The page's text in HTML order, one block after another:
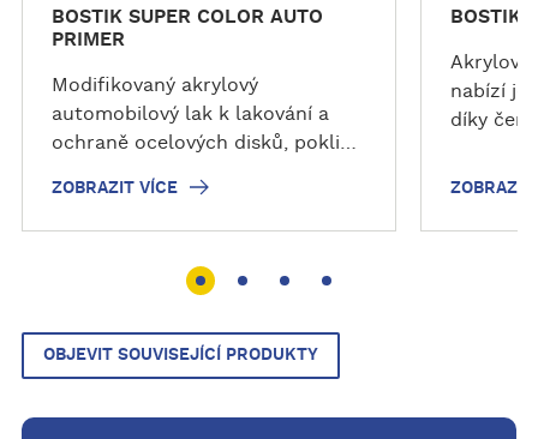
BOSTIK SUPER COLOR AUTO
PRIMER
Modifikovaný akrylový
automobilový lak k lakování a
ochraně ocelových disků, poklic,
podobných dílů z oceli a plastů.
ZOBRAZIT VÍCE
BOSTIK
Akrylový
nabízí
díky
tak pro
ZOBRAZIT
OBJEVIT SOUVISEJÍCÍ PRODUKTY